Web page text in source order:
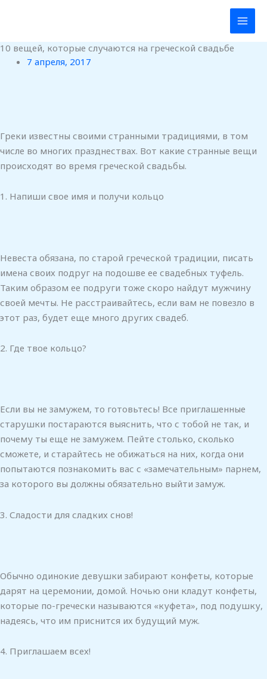
10 вещей, которые случаются на греческой свадьбе
7 апреля, 2017
Греки известны своими странными традициями, в том
числе во многих празднествах. Вот какие странные вещи
происходят во время греческой свадьбы.
1. Напиши свое имя и получи кольцо
Невеста обязана, по старой греческой традиции, писать
имена своих подруг на подошве ее свадебных туфель.
Таким образом ее подруги тоже скоро найдут мужчину
своей мечты. Не расстраивайтесь, если вам не повезло в
этот раз, будет еще много других свадеб.
2. Где твое кольцо?
Если вы не замужем, то готовьтесь! Все приглашенные
старушки постараются выяснить, что с тобой не так, и
почему ты еще не замужем. Пейте столько, сколько
сможете, и старайтесь не обижаться на них, когда они
попытаются познакомить вас с «замечательным» парнем,
за которого вы должны обязательно выйти замуж.
3. Сладости для сладких снов!
Обычно одинокие девушки забирают конфеты, которые
дарят на церемонии, домой. Ночью они кладут конфеты,
которые по-гречески называются «куфета», под подушку,
надеясь, что им приснится их будущий муж.
4. Приглашаем всех!